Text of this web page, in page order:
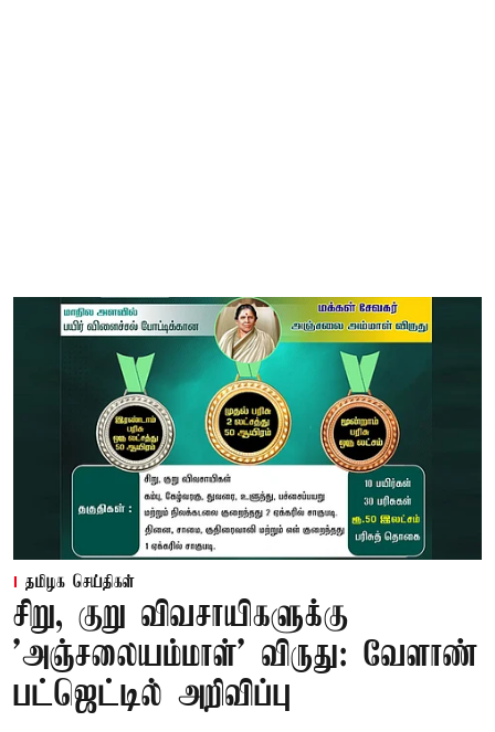
தமிழக செய்திகள்
சிறு, குறு விவசாயிகளுக்கு
'அஞ்சலையம்மாள்' விருது: வேளாண்
பட்ஜெட்டில் அறிவிப்பு